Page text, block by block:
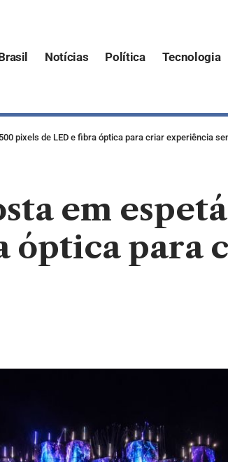
Notícias Política Tecnologia
pixels de LED e fibra óptica para criar experiência
em
óptica para